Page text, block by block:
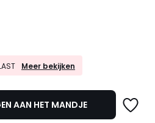
10%
code
LAST
Meer bekijken
AAN HET MANDJE